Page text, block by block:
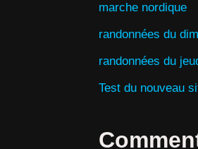
marche nordique
randonnées du
randonnées du
Test du nouveau